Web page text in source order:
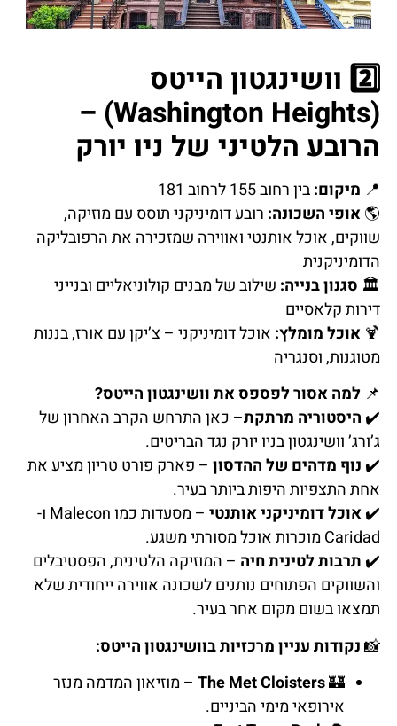
2️⃣ וושינגטון הייטס
(Washington Heights) –
הרובע הלטיני של ניו יורק
📍 מיקום:בין רחוב 155 לרחוב 181
🌎אופי השכונה: רובע דומיניקני תוסס עם מוזיקה,
שווקים, אוכל אותנטי ואווירה שמזכירה את הרפובליקה
הדומיניקנית
🏛️ סגנון בנייה: שילוב של מבנים קולוניאליים ובנייני
דירות קלאסיים
🍹 אוכל מומלץ: אוכל דומיניקני – צ’יקן עם אורז, בננות
מטוגנות, וסנגריה
📌 למה אסור לפספס את וושינגטון הייטס?
✔️ היסטוריה מרתקת– כאן התרחש הקרב האחרון של
ג’ורג’ וושינגטון בניו יורק נגד הבריטים.
✔️ נוף מדהים של ההדסון– פארק פורט טריון מציע את
אחת התצפיות היפות ביותר בעיר.
✔️אוכל דומיניקני אותנטי
– מסעדות כמו Malecon ו-
Caridad מוכרות אוכל מסורתי משגע.
✔️ תרבות לטינית חיה – המוזיקה הלטינית, הפסטיבלים
והשווקים הפתוחים נותנים לשכונה אווירה ייחודית שלא
תמצאו בשום מקום אחר בעיר.
📸נקודות עניין מרכזיות בוושינגטון הייטס:
🏰
The Met Cloisters– מוזיאון המדמה מנזר
אירופאי מימי הביניים.